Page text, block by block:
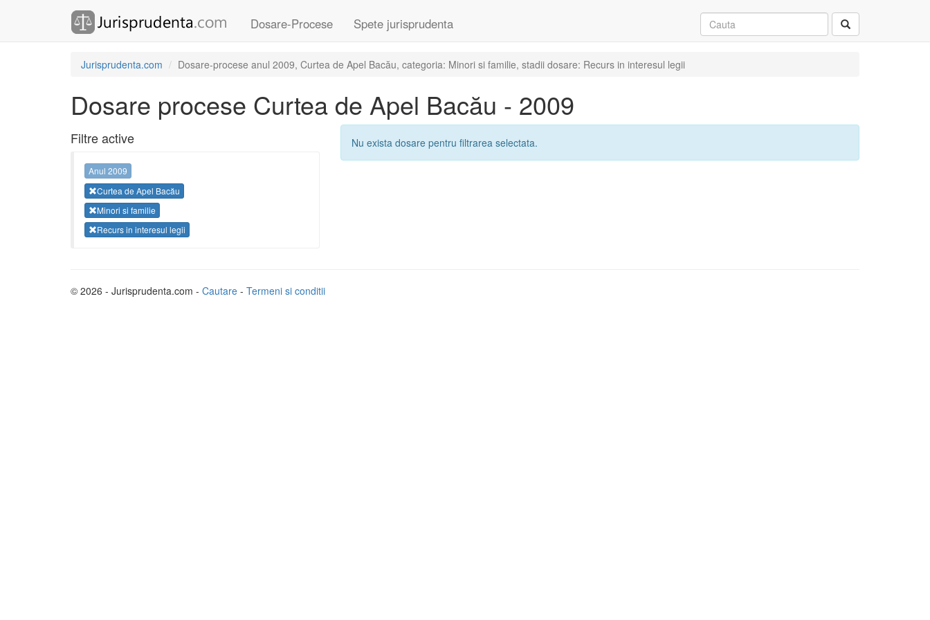
Dosare-Procese Spete jurisprudenta
Jurisprudenta.com Dosare-procese anul 2009, Curtea de Apel Bacău, categoria: Minori si familie, stadii dosare: Recurs in interesul legii
Dosare procese Curtea de Apel Bacău - 2009
Filtre active
Anul 2009
Curtea de Apel Bacău
Minori si familie
Recurs in interesul legii
Nu exista dosare pentru filtrarea selectata.
© 2026 - Jurisprudenta.com - Cautare - Termeni si conditii